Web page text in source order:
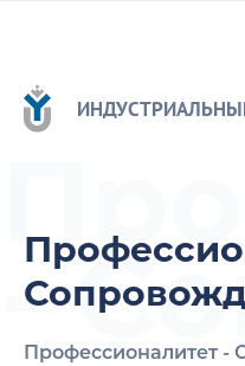
Профессионалитет -
-